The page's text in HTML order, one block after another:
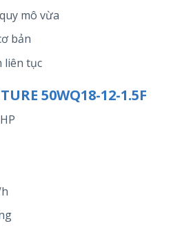
mô vừa
bản
liên tục
50WQ18-12-1.5F